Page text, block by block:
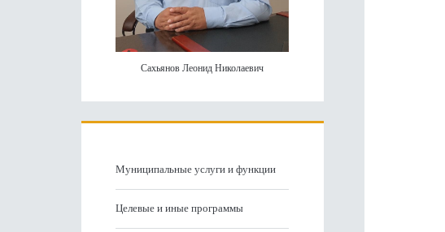
Сахьянов Леонид Николаевич
Муниципальные услуги и функции
Целевые и иные программы